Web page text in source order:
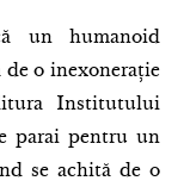
un humanoid
de o inexonerație
Institutului
parai pentru un
se achită de o